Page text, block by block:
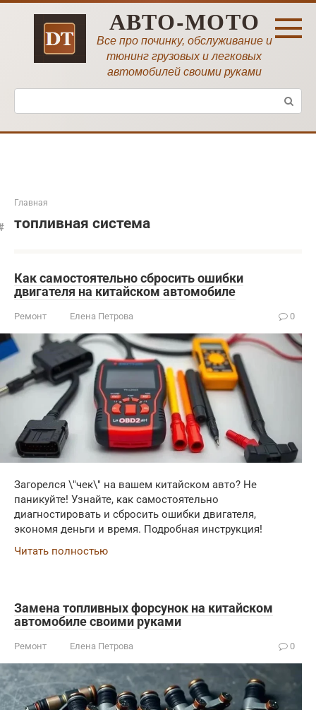
Перейти
АВТО-МОТО
Все про починку, обслуживание и
тюнинг грузовых и легковых
автомобилей своими руками
Поиск:
Главная
топливная система
Как самостоятельно сбросить ошибки
двигателя на китайском автомобиле
Ремонт Елена Петрова 0
Загорелся \"чек\" на вашем китайском авто? Не
паникуйте! Узнайте, как самостоятельно
диагностировать и сбросить ошибки двигателя,
экономя деньги и время. Подробная инструкция!
Читать полностью
Замена топливных форсунок на китайском
автомобиле своими руками
Ремонт Елена Петрова 0